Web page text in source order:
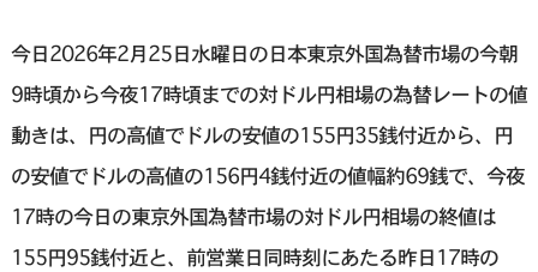
今日2026年2月25日水曜日の日本東京外国為替市場の今朝
9時頃から今夜17時頃までの対ドル円相場の為替レートの値
動きは、円の高値でドルの安値の155円35銭付近から、円
の安値でドルの高値の156円4銭付近の値幅約69銭で、今夜
17時の今日の東京外国為替市場の対ドル円相場の終値は
155円95銭付近と、前営業日同時刻にあたる昨日17時の